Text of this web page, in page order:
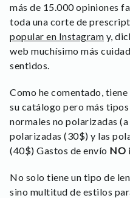
más de 15.000 opiniones
toda una corte de
popular en Instagram y,
web muchísimo más
sentidos.
Como he comentado,
su catálogo pero más
normales no polarizadas
polarizadas (30$) y las
(40$) Gastos de envío NO
No solo tiene un tipo de
sino multitud de estilos